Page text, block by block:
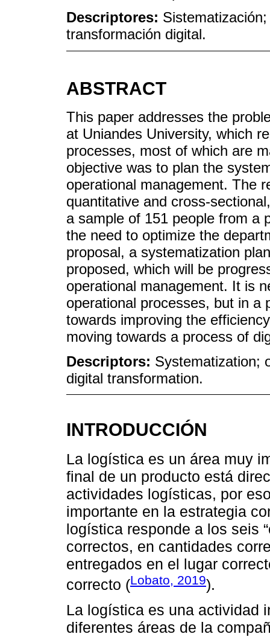
Descriptores:
transformación digital.
ABSTRACT
This paper addresses the
at Uniandes University, which
processes, most of which are
objective was to plan the
operational management. The
quantitative and cross-
a sample of 151 people from a
the need to optimize the
proposal, a systematization
proposed, which will be
operational management. It is
operational processes, but in a
towards improving the
moving towards a process of
Descriptors: Systematization;
digital transformation.
INTRODUCCIÓN
La logística es un área muy
final de un producto está
actividades logísticas, por
importante en la estrategia
logística responde a los seis
correctos, en cantidades
entregados en el lugar
correcto (Lobato, 2019).
La logística es una actividad
diferentes áreas de la